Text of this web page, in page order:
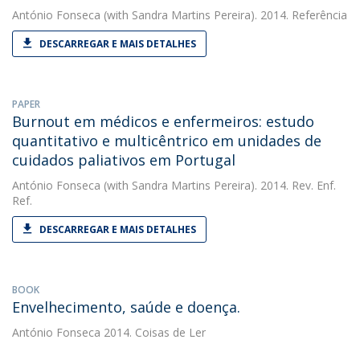
António Fonseca (with Sandra Martins Pereira). 2014. Referência
DESCARREGAR E MAIS DETALHES
PAPER
Burnout em médicos e enfermeiros: estudo
quantitativo e multicêntrico em unidades de
cuidados paliativos em Portugal
António Fonseca (with Sandra Martins Pereira). 2014. Rev. Enf.
Ref.
DESCARREGAR E MAIS DETALHES
BOOK
Envelhecimento, saúde e doença.
António Fonseca 2014. Coisas de Ler